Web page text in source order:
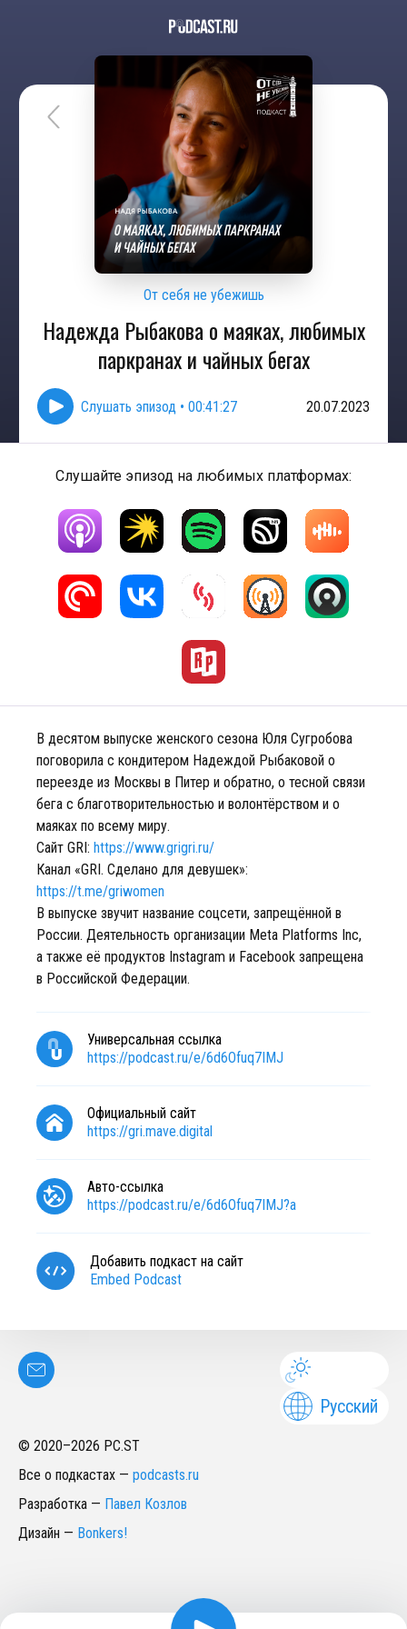
От себя не убежишь
Надежда Рыбакова о маяках, любимых
паркранах и чайных бегах
Слушать эпизод • 00:41:27 20.07.2023
Слушайте эпизод на любимых платформах:
В десятом выпуске женского сезона Юля Сугробова
поговорила с кондитером Надеждой Рыбаковой о
переезде из Москвы в Питер и обратно, о тесной связи
бега с благотворительностью и волонтёрством и о
маяках по всему миру.
Сайт GRI: https://www.grigri.ru/
Канал «GRI. Сделано для девушек»:
https://t.me/griwomen
В выпуске звучит название соцсети, запрещённой в
России. Деятельность организации Meta Platforms Inc,
а также её продуктов Instagram и Facebook запрещена
в Российской Федерации.
Универсальная ссылка
https://podcast.ru/e/6d6Ofuq7IMJ
Официальный сайт
https://gri.mave.digital
Авто-ссылка
https://podcast.ru/e/6d6Ofuq7IMJ?a
Добавить подкаст на сайт
Embed Podcast
Русский
© 2020–2026 PC.ST
Все о подкастах — podcasts.ru
Разработка — Павел Козлов
Дизайн — Bonkers!